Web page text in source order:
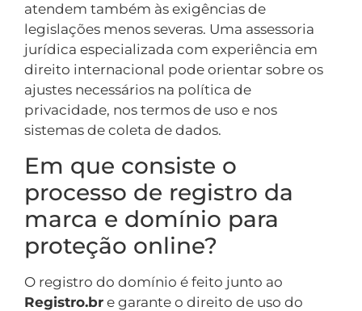
atendem também às exigências de
legislações menos severas. Uma assessoria
jurídica especializada com experiência em
direito internacional pode orientar sobre os
ajustes necessários na política de
privacidade, nos termos de uso e nos
sistemas de coleta de dados.
Em que consiste o
processo de registro da
marca e domínio para
proteção online?
O registro do domínio é feito junto ao
Registro.br e garante o direito de uso do